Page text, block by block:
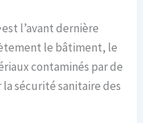
est l’avant dernière
le bâtiment, le
contaminés par de
la sécurité sanitaire des